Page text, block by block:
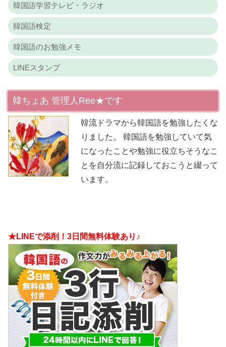
韓国語学習テレビ・ラジオ
韓国語検定
韓国語のお勉強メモ
LINEスタンプ
韓ちょあ 管理人Ree★です
韓流ドラマから韓国語を勉強したくな
りました。 韓国語を勉強していて気
になったことや勉強に役立ちそうなこ
とを自分流に記録しておこうと綴って
います。
★LINEで添削！3日間無料体験あり♪